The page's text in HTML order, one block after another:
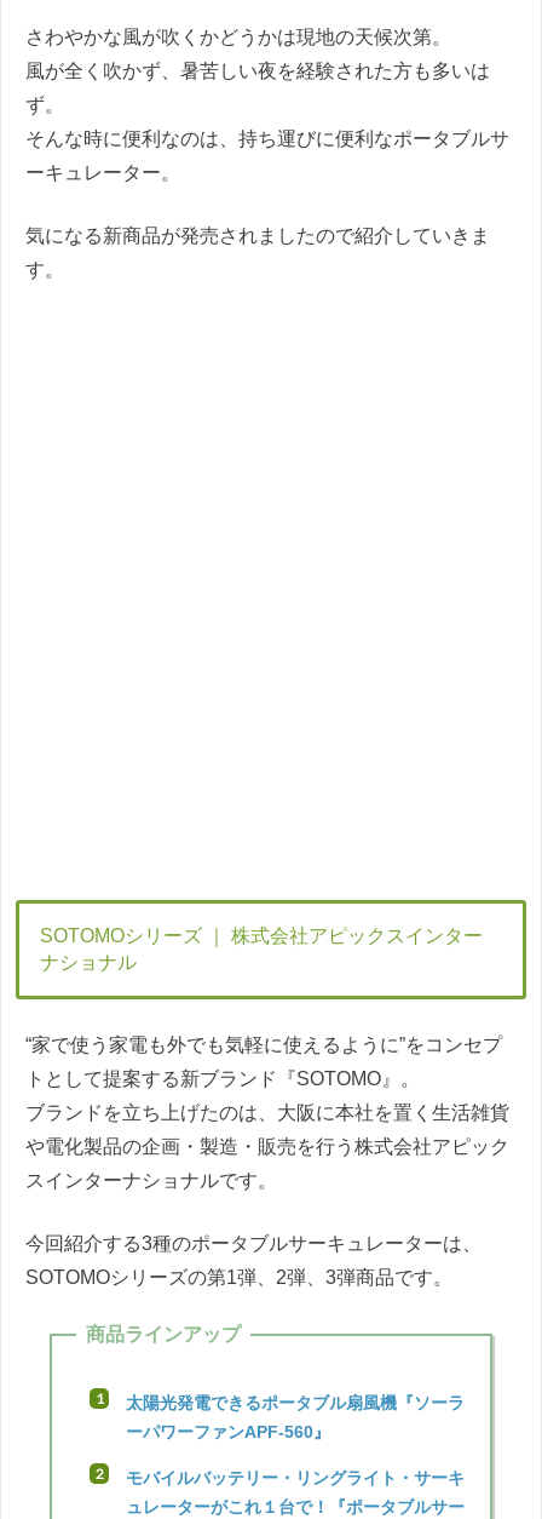
さわやかな風が吹くかどうかは現地の天候次第。
風が全く吹かず、暑苦しい夜を経験された方も多いは
ず。
そんな時に便利なのは、持ち運びに便利なポータブルサ
ーキュレーター。
気になる新商品が発売されましたので紹介していきま
す。
SOTOMOシリーズ ｜ 株式会社アピックスインター
ナショナル
“家で使う家電も外でも気軽に使えるように”をコンセプ
トとして提案する新ブランド『SOTOMO』。
ブランドを立ち上げたのは、大阪に本社を置く生活雑貨
や電化製品の企画・製造・販売を行う株式会社アピック
スインターナショナルです。
今回紹介する3種のポータブルサーキュレーターは、
SOTOMOシリーズの第1弾、2弾、3弾商品です。
商品ラインアップ
太陽光発電できるポータブル扇風機『ソーラ
ーパワーファンAPF-560』
モバイルバッテリー・リングライト・サーキ
ュレーターがこれ１台で！『ポータブルサー